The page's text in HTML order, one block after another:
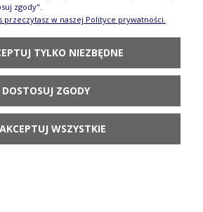
0,4 L K083 070S Manufaktura
114,90 zł
POWIADOM O
DOSTĘPNOŚCI
zgody".
przeczytasz w naszej Polityce prywatności.
TYLKO NIEZBĘDNE
DOSTOSUJ ZGODY
WSZYSTKIE